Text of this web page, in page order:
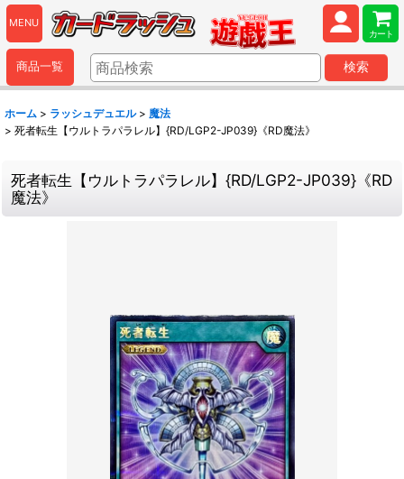
MENU
カート
商品一覧 検索
ホーム > ラッシュデュエル > 魔法
> 死者転生【ウルトラパラレル】{RD/LGP2-JP039}《RD魔法》
死者転生【ウルトラパラレル】{RD/LGP2-JP039}《RD
魔法》